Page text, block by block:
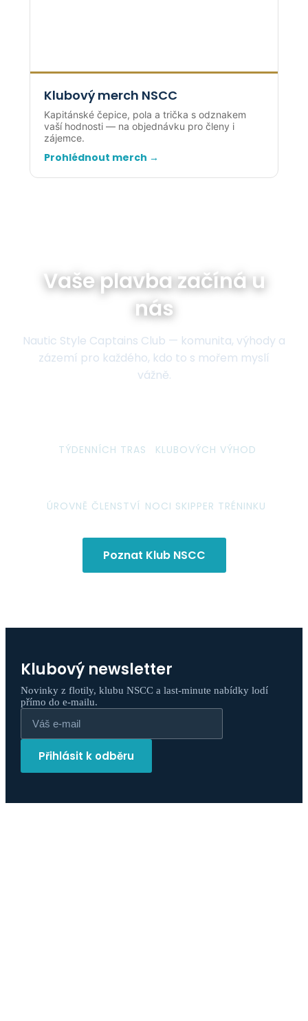
Klubový merch NSCC
Kapitánské čepice, pola a trička s odznakem
vaší hodnosti — na objednávku pro členy i
zájemce.
Prohlédnout merch →
Vaše plavba začíná u
nás
Nautic Style Captains Club — komunita, výhody a
zázemí pro každého, kdo to s mořem myslí
vážně.
TÝDENNÍCH TRAS KLUBOVÝCH VÝHOD
ÚROVNĚ ČLENSTVÍ NOCI SKIPPER TRÉNINKU
Poznat Klub NSCC
Klubový newsletter
Novinky z flotily, klubu NSCC a last-minute nabídky lodí
přímo do e-mailu.
Přihlásit k odběru